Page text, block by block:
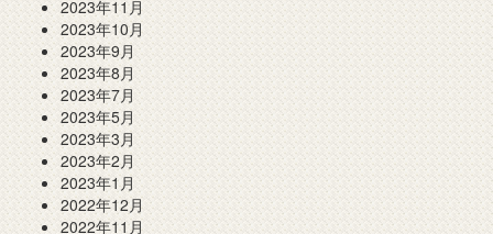
2023年11月
2023年10月
2023年9月
2023年8月
2023年7月
2023年5月
2023年3月
2023年2月
2023年1月
2022年12月
2022年11月